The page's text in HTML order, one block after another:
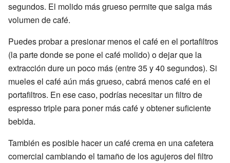
segundos. El molido más grueso permite que salga más
volumen de café.
Puedes probar a presionar menos el café en el portafiltros
(la parte donde se pone el café molido) o dejar que la
extracción dure un poco más (entre 35 y 40 segundos). Si
mueles el café aún más grueso, cabrá menos café en el
portafiltros. En ese caso, podrías necesitar un filtro de
espresso triple para poner más café y obtener suficiente
bebida.
También es posible hacer un café crema en una cafetera
comercial cambiando el tamaño de los agujeros del filtro